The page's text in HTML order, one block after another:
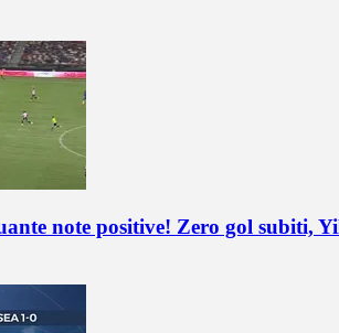
note positive! Zero gol subiti,